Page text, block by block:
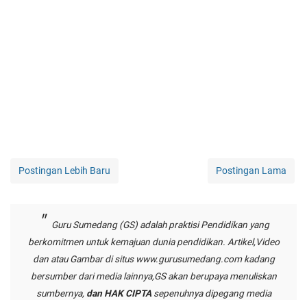
Postingan Lebih Baru Postingan Lama
Guru Sumedang (GS) adalah praktisi Pendidikan yang
berkomitmen untuk kemajuan dunia pendidikan. Artikel,Video
dan atau Gambar di situs www.gurusumedang.comkadang
bersumber dari media lainnya,GS akan berupaya menuliskan
sumbernya, dan HAK CIPTAsepenuhnya dipegang media